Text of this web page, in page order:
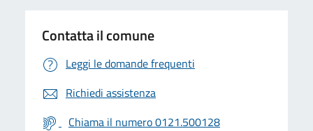
Contatta il comune
Leggi le domande frequenti
Richiedi assistenza
Chiama il numero 0121.500128